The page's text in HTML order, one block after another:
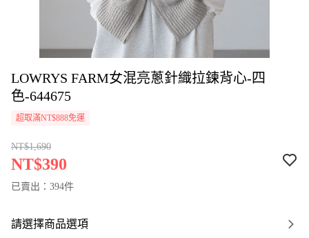
LOWRYS FARM女混亮蔥針織拉鍊背心-四
色-644675
超取滿NT$888免運
NT$1,690
NT$390
已賣出：394件
請選擇商品選項